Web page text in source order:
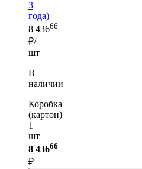
3
года)
8 43666
₽/
шт
В
наличии
Коробка
(картон)
1
шт —
8 43666
₽